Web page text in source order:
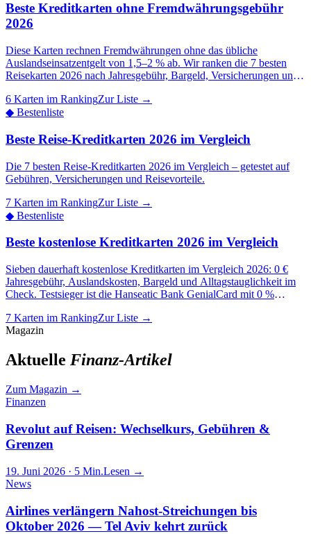
Beste Kreditkarten ohne Fremdwährungsgebühr
2026
Diese Karten rechnen Fremdwährungen ohne das übliche
Auslandseinsatzentgelt von 1,5–2 % ab. Wir ranken die 7 besten
Reisekarten 2026 nach Jahresgebühr, Bargeld, Versicherungen und
Hanseatic GenialCard.
6 Karten im RankingZur Liste →
◆ Bestenliste
Beste Reise-Kreditkarten 2026 im Vergleich
Die 7 besten Reise-Kreditkarten 2026 im Vergleich – getestet auf
Gebühren, Versicherungen und Reisevorteile.
7 Karten im RankingZur Liste →
◆ Bestenliste
Beste kostenlose Kreditkarten 2026 im Vergleich
Sieben dauerhaft kostenlose Kreditkarten im Vergleich 2026: 0 €
Jahresgebühr, Auslandskosten, Bargeld und Alltagstauglichkeit im
Check. Testsieger ist die Hanseatic Bank GenialCard mit 0 %
7 Karten im RankingZur Liste →
Magazin
Aktuelle Finanz-Artikel
Zum Magazin →
Finanzen
Revolut auf Reisen: Wechselkurs, Gebühren &
Grenzen
19. Juni 2026 · 5 Min.Lesen →
News
Airlines verlängern Nahost-Streichungen bis
Oktober 2026 — Tel Aviv kehrt zurück